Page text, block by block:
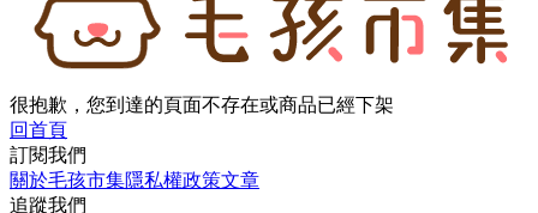
很抱歉，您到達的頁面不存在或商品已經下架
回首頁
訂閱我們
關於毛孩市集隱私權政策文章
追蹤我們